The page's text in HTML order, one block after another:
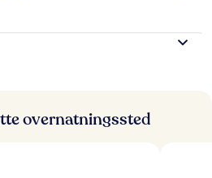
overnatningssted